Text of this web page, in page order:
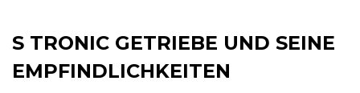
S TRONIC GETRIEBE UND SEINE
EMPFINDLICHKEITEN